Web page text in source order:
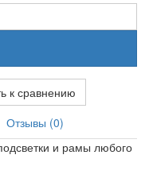
к сравнению
Отзывы (0)
и рамы любого